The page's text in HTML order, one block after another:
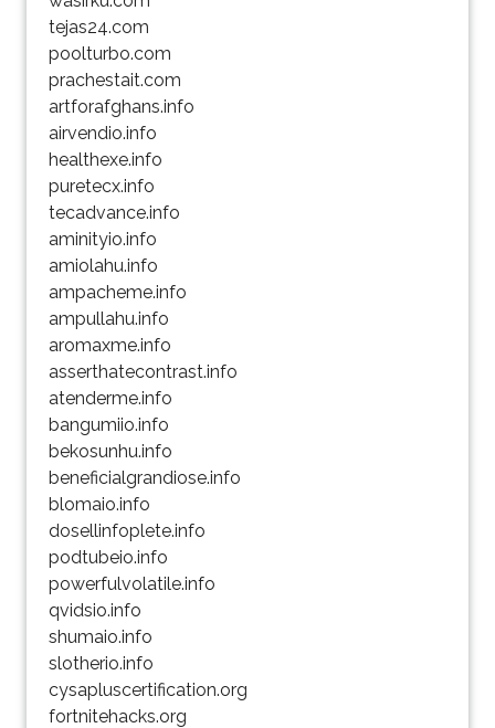
tejas24.com
poolturbo.com
prachestait.com
artforafghans.info
airvendio.info
healthexe.info
puretecx.info
tecadvance.info
aminityio.info
amiolahu.info
ampacheme.info
ampullahu.info
aromaxme.info
asserthatecontrast.info
atenderme.info
bangumiio.info
bekosunhu.info
beneficialgrandiose.info
blomaio.info
dosellinfoplete.info
podtubeio.info
powerfulvolatile.info
qvidsio.info
shumaio.info
slotherio.info
cysapluscertification.org
fortnitehacks.org